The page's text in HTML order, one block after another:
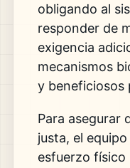
obligando al
responder de
exigencia
mecanismos
y beneficiosos
Para asegurar
justa, el
esfuerzo